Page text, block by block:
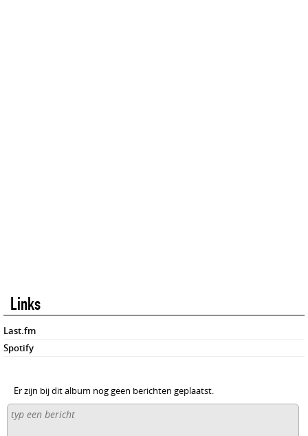
Links
Last.fm
Spotify
Er zijn bij dit album nog geen berichten geplaatst.